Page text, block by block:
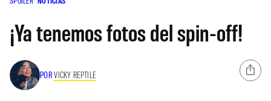
¡Ya tenemos fotos del spin-off!
PORVICKY REPTILE